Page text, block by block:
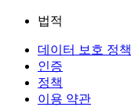
법적
데이터 보호 정책
인증
정책
이용 약관